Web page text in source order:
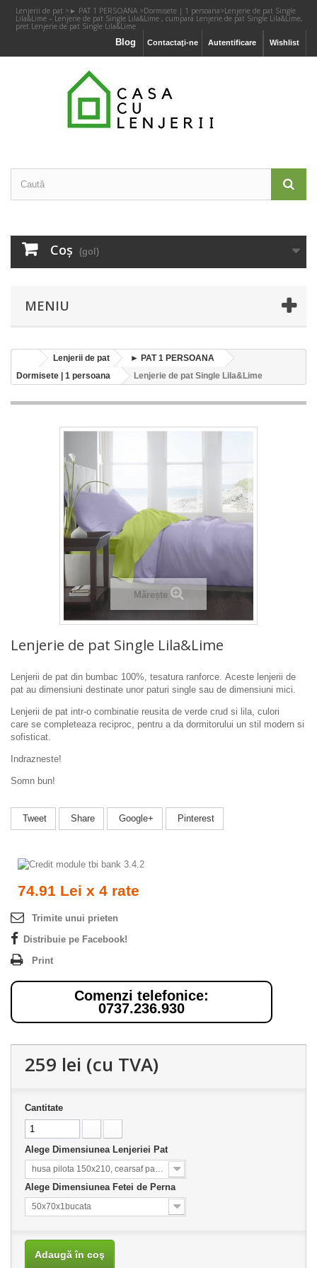
Lenjerii de pat > ► PAT 1 PERSOANA >Dormisete | 1 persoana>Lenjerie de pat Single
Lila&Lime – Lenjerie de pat Single Lila&Lime , cumpara Lenjerie de pat Single Lila&Lime,
pret Lenjerie de pat Single Lila&Lime
Wishlist
Autentificare
Contactaţi-ne
Blog
Coş (gol)
MENIU
Lenjerii de pat
► PAT 1 PERSOANA
Dormisete | 1 persoana
Lenjerie de pat Single Lila&Lime
Mărește
Lenjerie de pat Single Lila&Lime
Lenjerii de pat din bumbac 100%, tesatura ranforce. Aceste lenjerii de
pat au dimensiuni destinate unor paturi single sau de dimensiuni mici.
Lenjerii de pat intr-o combinatie reusita de verde crud si lila, culori
care se completeaza reciproc, pentru a da dormitorului un stil modern si
sofisticat.
Indrazneste!
Somn bun!
Tweet Share Google+ Pinterest
74.91 Lei x 4 rate
Trimite unui prieten
Distribuie pe Facebook!
Print
Comenzi telefonice:
0737.236.930
259 lei (cu TVA)
Cantitate
Alege Dimensiunea Lenjeriei Pat
husa pilota 150x210, cearsaf pat 160x220
Alege Dimensiunea Fetei de Perna
50x70x1bucata
Adaugă în coş